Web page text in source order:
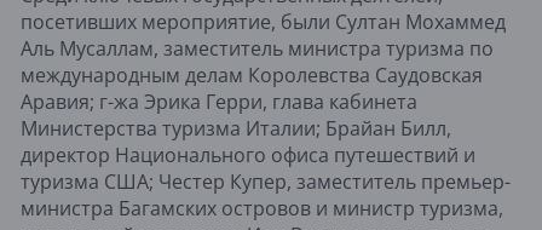
посетивших мероприятие, были Султан Мохаммед
Аль Мусаллам, заместитель министра туризма по
международным делам Королевства Саудовская
Аравия; г-жа Эрика Герри, глава кабинета
Министерства туризма Италии; Брайан Билл,
директор Национального офиса путешествий и
туризма США; Честер Купер, заместитель премьер-
министра Багамских островов и министр туризма,